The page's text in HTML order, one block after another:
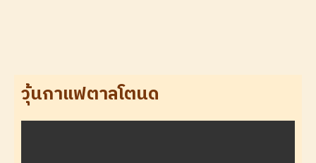
วุ้นกาแฟตาลโตนด